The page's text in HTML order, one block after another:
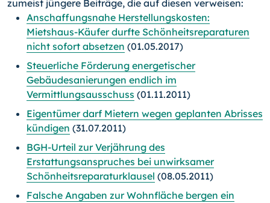
zumeist jüngere Beiträge, die auf diesen verweisen:
Anschaffungsnahe Herstellungskosten:
Mietshaus-Käufer durfte Schönheitsreparaturen
nicht sofort absetzen (01.05.2017)
Steuerliche Förderung energetischer
Gebäudesanierungen endlich im
Vermittlungsausschuss (01.11.2011)
Eigentümer darf Mietern wegen geplanten Abrisses
kündigen (31.07.2011)
BGH-Urteil zur Verjährung des
Erstattungsanspruches bei unwirksamer
Schönheitsreparaturklausel (08.05.2011)
Falsche Angaben zur Wohnfläche bergen ein